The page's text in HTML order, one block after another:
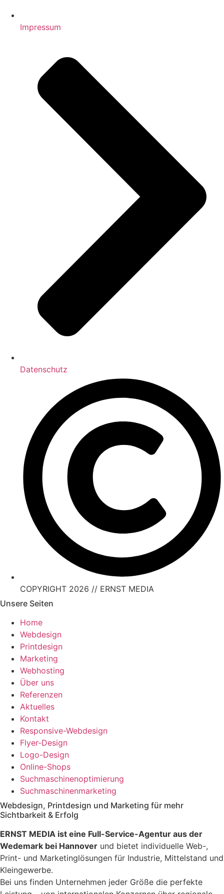
Impressum
Datenschutz
COPYRIGHT 2026 // ERNST MEDIA
Unsere Seiten
Home
Webdesign
Printdesign
Marketing
Webhosting
Über uns
Referenzen
Aktuelles
Kontakt
Responsive-Webdesign
Flyer-Design
Logo-Design
Online-Shops
Suchmaschinenoptimierung
Suchmaschinenmarketing
Webdesign, Printdesign und Marketing für mehr
Sichtbarkeit & Erfolg
ERNST MEDIA ist eine Full-Service-Agentur aus der
Wedemark bei Hannover und bietet individuelle Web-,
Print- und Marketinglösungen für Industrie, Mittelstand und
Kleingewerbe.
Bei uns finden Unternehmen jeder Größe die perfekte